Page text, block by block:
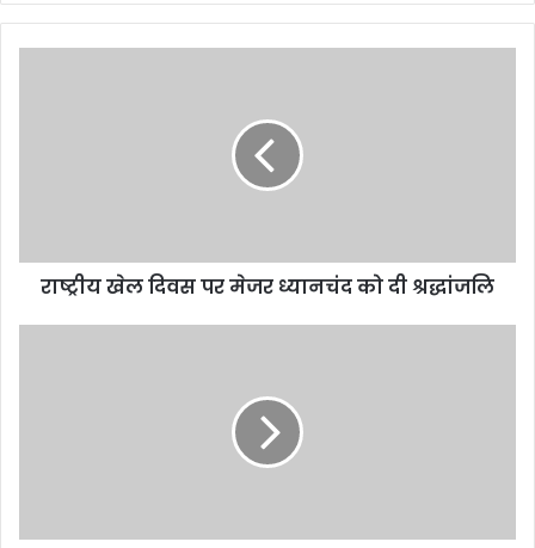
राष्ट्रीय खेल दिवस पर मेजर ध्यानचंद को दी श्रद्धांजलि